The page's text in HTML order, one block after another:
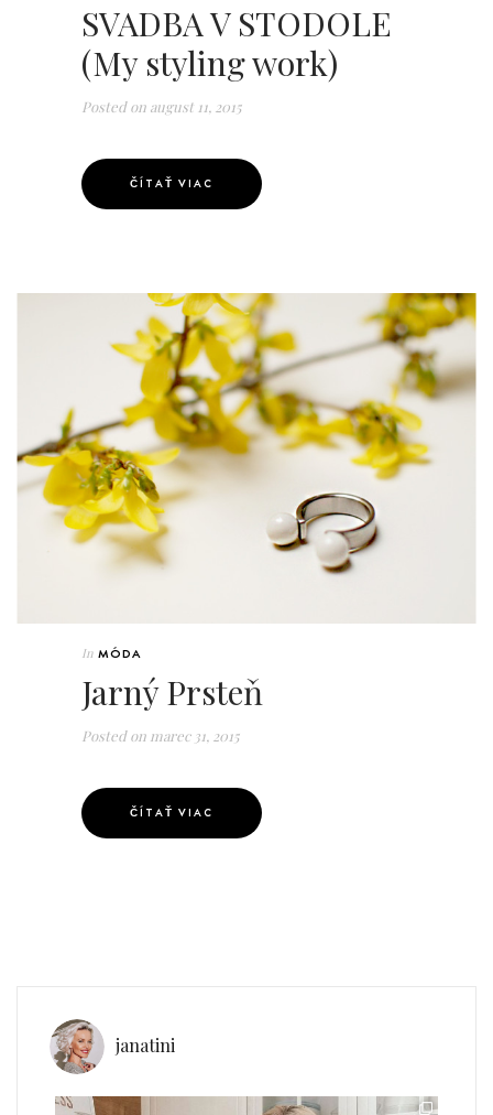
SVADBA V STODOLE
(My styling work)
Posted on august 11, 2015
ČÍTAŤ VIAC
In MÓDA
Jarný Prsteň
Posted on marec 31, 2015
ČÍTAŤ VIAC
janatini